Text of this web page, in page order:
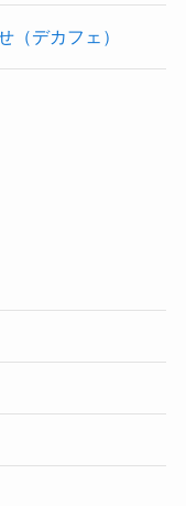
（デカフェ）